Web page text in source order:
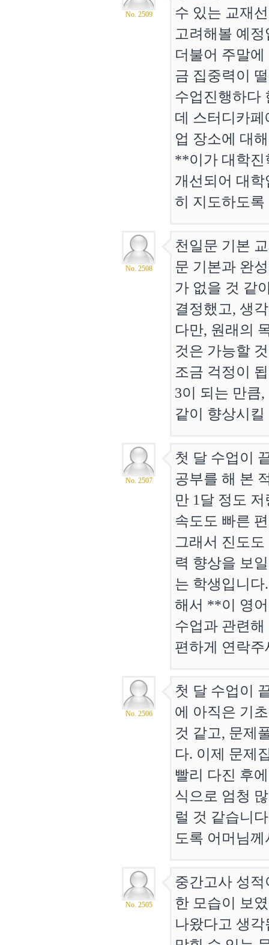
No. 2509
수 있는 교재
고려해볼 예정
더불어 주말
금 집중력이
수업진행하다
데 스터디카
업 장소에 대
**이가 대학진
개선되어 대
히 지도하도
No. 2508
천일문 기본
문 기본과 완
가 없을 것 같
결정했고, 생
다만, 원래의
것은 가능할
조금 걱정이
3이 되는 만큼
같이 향상시
No. 2507
첫 달 수업이
공부를 해 본
만 1달 정도
속도도 빠른
그래서 진도
력 향상을 보
는 학생입니
해서 **이 영
수업과 관련
편하게 연락주
No. 2506
첫 달 수업이
에 아직은 기
것 같고, 문제
다. 이제 문제
빨리 다진 후
식으로 엄청
럴 것 같습니
도록 어머님
No. 2505
중간고사 성
한 모습이 보
나왔다고 생